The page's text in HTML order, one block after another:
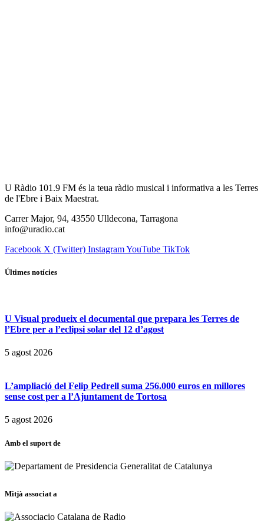
U Ràdio 101.9 FM és la teua ràdio musical i informativa a les Terres
de l'Ebre i Baix Maestrat.
Carrer Major, 94, 43550 Ulldecona, Tarragona
info@uradio.cat
Facebook X (Twitter) InstagramYouTube TikTok
Últimes notícies
U Visual produeix el documental que prepara les Terres de
l’Ebre per a l’eclipsi solar del 12 d’agost
5 agost 2026
L’ampliació del Felip Pedrell suma 256.000 euros en millores
sense cost per a l’Ajuntament de Tortosa
5 agost 2026
Amb el suport de
Mitjà associat a